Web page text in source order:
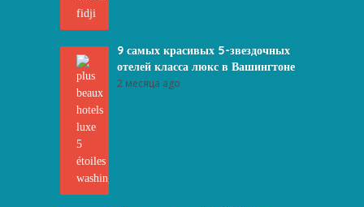
9 самых красивых 5-звездочных
отелей класса люкс в Вашингтоне
2 месяца ago